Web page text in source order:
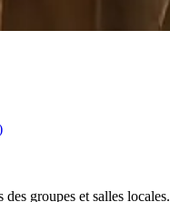
groupes et salles locales.